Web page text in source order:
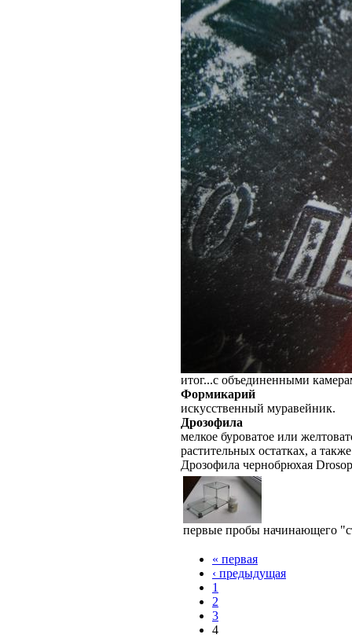
итог...с объединенными
Формикарий
искусственный муравейник.
Дрозофила
мелкое буроватое или
растительных остатках, а
Дрозофила чернобрюхая
первые пробы начинающего
« первая
‹ предыдущая
1
2
3
4